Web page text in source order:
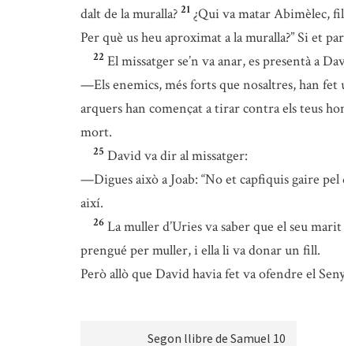
dalt de la muralla? 21 ¿Qui va matar Abimèlec,
Per què us heu aproximat a la muralla?” Si et
22 El missatger se’n va anar, es presentà a
—Els enemics, més forts que nosaltres, han fet
arquers han començat a tirar contra els teus
mort.
25 David va dir al missatger:
—Digues això a Joab: “No et capfiquis gaire pel
així.
26 La muller d’Uries va saber que el seu
prengué per muller, i ella li va donar un fill.
Però allò que David havia fet va ofendre el
Segon llibre de Samuel 10